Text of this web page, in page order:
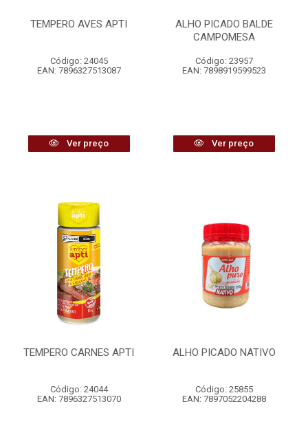
TEMPERO AVES APTI
Código: 24045
EAN: 7896327513087
Ver preço
ALHO PICADO BALDE
CAMPOMESA
Código: 23957
EAN: 7898919599523
Ver preço
TEMPERO CARNES APTI
Código: 24044
EAN: 7896327513070
ALHO PICADO NATIVO
Código: 25855
EAN: 7897052204288